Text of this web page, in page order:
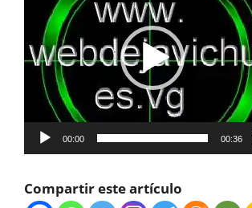
vídeo
00:00 00:36
Compartir este artículo